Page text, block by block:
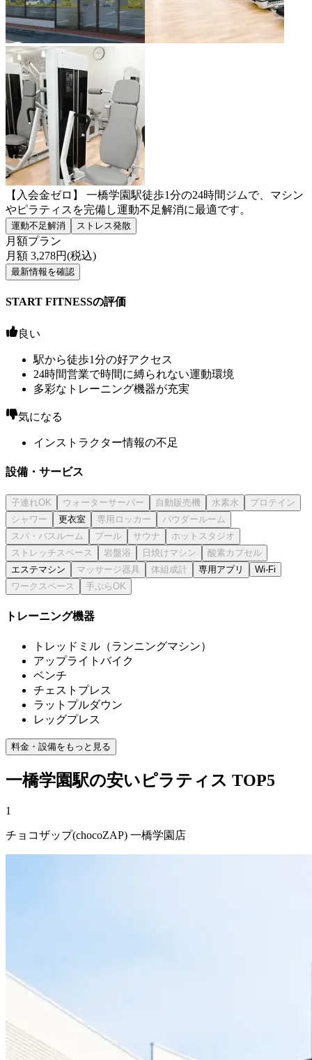
【入会金ゼロ】 一橋学園駅徒歩1分の24時間ジムで、マシン
やピラティスを完備し運動不足解消に最適です。
運動不足解消 ストレス発散
月額プラン
月額 3,278円(税込)
最新情報を確認
START FITNESSの評価
良い
駅から徒歩1分の好アクセス
24時間営業で時間に縛られない運動環境
多彩なトレーニング機器が充実
気になる
インストラクター情報の不足
設備・サービス
更衣室
エステマシン 専用アプリ Wi-Fi
トレーニング機器
トレッドミル（ランニングマシン）
アップライトバイク
ベンチ
チェストプレス
ラットプルダウン
レッグプレス
料金・設備をもっと見る
一橋学園駅の安いピラティス TOP5
1
チョコザップ(chocoZAP) 一橋学園店